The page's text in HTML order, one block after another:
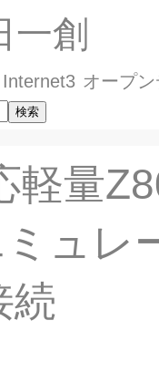
一創
Internet3 オープ
軽量
ュレ
続